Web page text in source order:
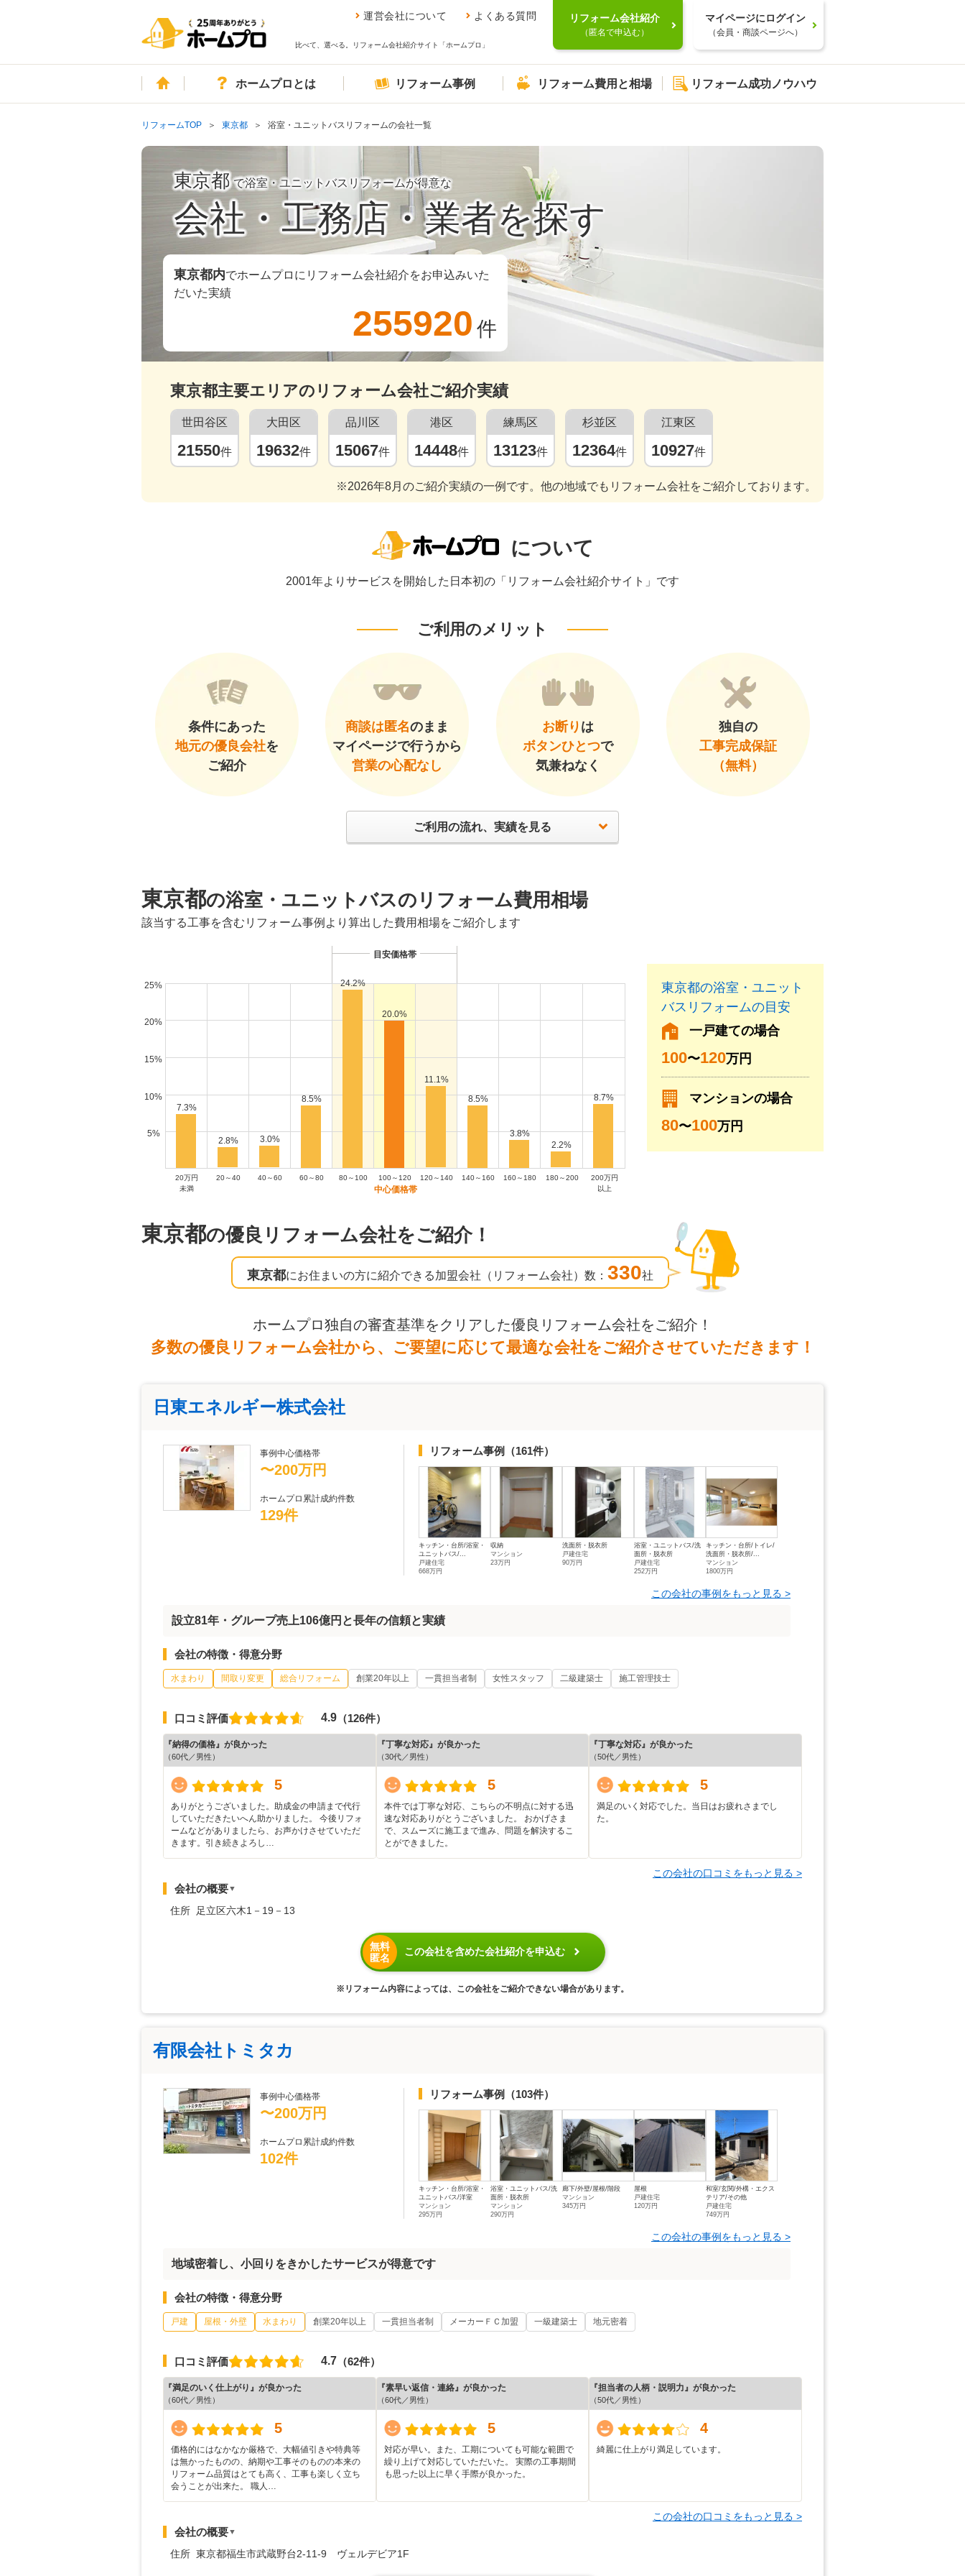
運営会社について よくある質問
比べて、選べる。リフォーム会社紹介サイト「ホームプロ」
リフォーム会社紹介
（匿名で申込む）
マイページにログイン
（会員・商談ページへ）
ホームホームプロとは リフォーム事例 リフォーム費用と相場 リフォーム成功ノウハウ
リフォームTOP 東京都 浴室・ユニットバスリフォームの会社一覧
東京都 で浴室・ユニットバスリフォームが得意な
会社・工務店・業者を探す
東京都内でホームプロにリフォーム会社紹介をお申込みいた
だいた実績
255920 件
東京都主要エリアのリフォーム会社ご紹介実績
世田谷区
21550件
大田区
19632件
品川区
15067件
港区
14448件
練馬区
13123件
杉並区
12364件
江東区
10927件
※2026年8月のご紹介実績の一例です。他の地域でもリフォーム会社をご紹介しております。
について
2001年よりサービスを開始した日本初の「リフォーム会社紹介サイト」です
ご利用のメリット
条件にあった
地元の優良会社を
ご紹介
商談は匿名のまま
マイページで行うから
営業の心配なし
お断り は
ボタンひとつで
気兼ねなく
独自の
工事完成保証
（無料）
ご利用の流れ、実績を見る
東京都の浴室・ユニットバスのリフォーム費用相場
該当する工事を含むリフォーム事例より算出した費用相場をご紹介します
目安価格帯
25%
20%
15%
10%
5%
7.3%
2.8% 3.0%
8.5%
24.2%
20.0%
11.1%
8.5%
3.8%
2.2%
8.7%
20万円
未満
20～40 40～60 60～80 80～100 100～120 120～140 140～160 160～180 180～200
200万円
以上
東京都の浴室・ユニット
バスリフォームの目安
一戸建ての場合
100〜120万円
マンションの場合
80〜100万円
東京都の優良リフォーム会社をご紹介！
東京都にお住まいの方に紹介できる加盟会社（リフォーム会社）数： 330社
ホームプロ独自の審査基準をクリアした優良リフォーム会社をご紹介！
多数の優良リフォーム会社から、ご要望に応じて最適な会社をご紹介させていただきます！
日東エネルギー株式会社
事例中心価格帯
〜200万円
ホームプロ累計成約件数
129件
リフォーム事例 （161件）
キッチン・台所/浴室・
ユニットバス/...
戸建住宅
668万円
収納
マンション
23万円
洗面所・脱衣所
戸建住宅
90万円
浴室・ユニットバス/洗
面所・脱衣所
戸建住宅
252万円
キッチン・台所/トイレ/
洗面所・脱衣所/...
マンション
1800万円
この会社の事例をもっと見る >
設立81年・グループ売上106億円と長年の信頼と実績
会社の特徴・得意分野
水まわり 間取り変更 総合リフォーム 創業20年以上 一貫担当者制 女性スタッフ 二級建築士 施工管理技士
口コミ評価 4.9 （126件）
『納得の価格』が良かった
（60代／男性）
5
ありがとうございました。助成金の申請まで代行
していただきたいへん助かりました。 今後リフォ
ームなどがありましたら、お声かけさせていただ
きます。引き続きよろし…
『丁寧な対応』が良かった
（30代／男性）
5
本件では丁寧な対応、こちらの不明点に対する迅
速な対応ありがとうございました。 おかげさま
で、スムーズに施工まで進み、問題を解決するこ
とができました。
『丁寧な対応』が良かった
（50代／男性）
5
満足のいく対応でした。当日はお疲れさまでし
た。
この会社の口コミをもっと見る >
会社の概要▼
住所 足立区六木1－19－13
無料
匿名
この会社を含めた会社紹介を申込む
※リフォーム内容によっては、この会社をご紹介できない場合があります。
有限会社トミタカ
事例中心価格帯
〜200万円
ホームプロ累計成約件数
102件
リフォーム事例 （103件）
キッチン・台所/浴室・
ユニットバス/洋室
マンション
295万円
浴室・ユニットバス/洗
面所・脱衣所
マンション
290万円
廊下/外壁/屋根/階段
マンション
345万円
屋根
戸建住宅
120万円
和室/玄関/外構・エクス
テリア/その他
戸建住宅
749万円
この会社の事例をもっと見る >
地域密着し、小回りをきかしたサービスが得意です
会社の特徴・得意分野
戸建 屋根・外壁 水まわり 創業20年以上 一貫担当者制 メーカーＦＣ加盟 一級建築士 地元密着
口コミ評価 4.7 （62件）
『満足のいく仕上がり』が良かった
（60代／男性）
5
価格的にはなかなか厳格で、大幅値引きや特典等
は無かったものの、納期や工事そのものの本来の
リフォーム品質はとても高く、工事も楽しく立ち
会うことが出来た。 職人…
『素早い返信・連絡』が良かった
（60代／男性）
5
対応が早い。また、工期についても可能な範囲で
繰り上げて対応していただいた。 実際の工事期間
も思った以上に早く手際が良かった。
『担当者の人柄・説明力』が良かった
（50代／男性）
4
綺麗に仕上がり満足しています。
この会社の口コミをもっと見る >
会社の概要▼
住所 東京都福生市武蔵野台2-11-9 ヴェルデビア1F